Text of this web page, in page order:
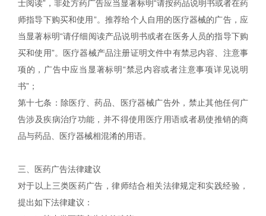
士阅读”，非处方药广告应当显著标明“请按药品说明书或者在药
师指导下购买和使用”。推荐给个人自用的医疗器械的广告，应
当显著标明“请仔细阅读产品说明书或者在医务人员的指导下购
买和使用”。医疗器械产品注册证明文件中有禁忌内容、注意事
项的，广告中应当显著标明“禁忌内容或者注意事项详见说明
书”；
第十七条：除医疗、药品、医疗器械广告外，禁止其他任何广
告涉及疾病治疗功能，并不得使用医疗用语或者易使推销的商
品与药品、医疗器械相混淆的用语。
三、医药广告法律建议
对于以上三类医药广告，律师结合相关法律规定和实践经验，
提出如下法律建议：